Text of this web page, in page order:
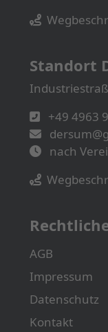
Standort
+49 4963
nach
AGB
Impressum
Datenschutz
Kontakt